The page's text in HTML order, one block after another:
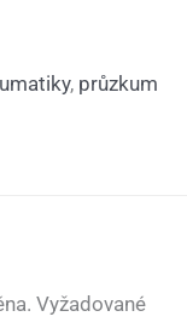
, průzkum
Vyžadované